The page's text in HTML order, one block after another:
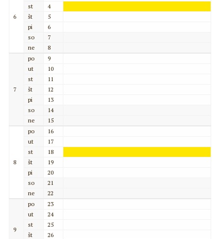
6
st
4
št
5
pi
6
so
7
ne
8
7
po
9
ut
10
st
11
št
12
pi
13
so
14
ne
15
8
po
16
ut
17
st
18
št
19
pi
20
so
21
ne
22
9
po
23
ut
24
st
25
št
26